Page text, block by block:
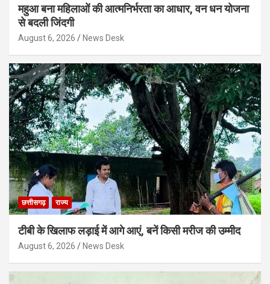
महुआ बना महिलाओं की आत्मनिर्भरता का आधार, वन धन योजना
से बदली जिंदगी
August 6, 2026 News Desk
छत्तीसगढ़ राज्य
टीबी के खिलाफ लड़ाई में आगे आएं, बनें किसी मरीज की उम्मीद
August 6, 2026 News Desk